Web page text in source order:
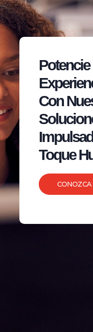
Con
Toque